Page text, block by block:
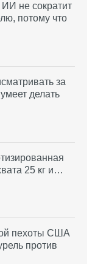
не сократит
потому что
за
делать
25 кг и…
пехоты США
против